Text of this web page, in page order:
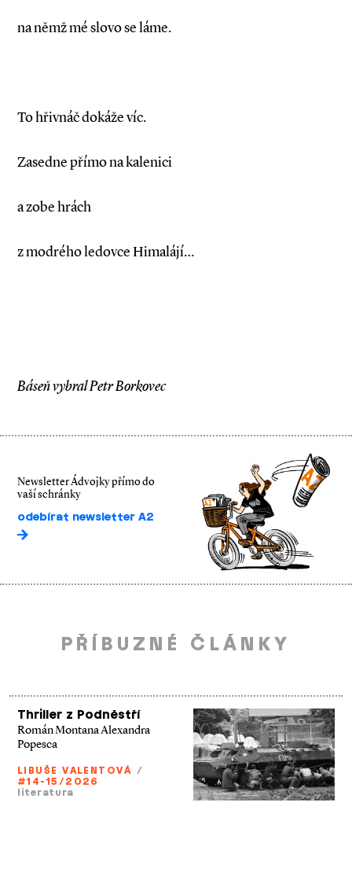
na němž mé slovo se láme.
To hřivnáč dokáže víc.
Zasedne přímo na kalenici
a zobe hrách
z modrého ledovce Himalájí…
Báseň vybral Petr Borkovec
Newsletter Ádvojky přímo do
vaší schránky
odebírat newsletter A2
PŘÍBUZNÉ ČLÁNKY
Thriller z Podněstří
Román Montana Alexandra
Popesca
LIBUŠE VALENTOVÁ /
#14-15/2026
literatura